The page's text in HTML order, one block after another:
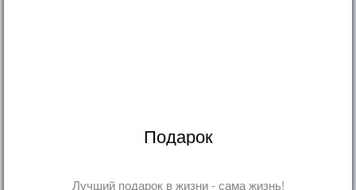
Подарок
Лучший подарок в жизни - сама жизнь!